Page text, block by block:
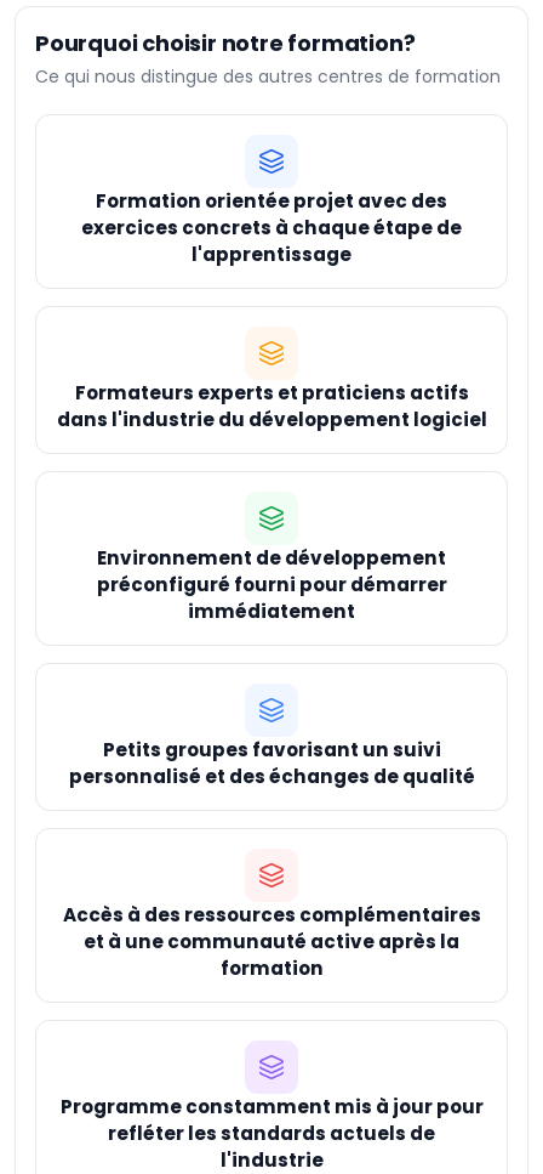
Pourquoi choisir notre formation?
Ce qui nous distingue des autres centres de formation
Formation orientée projet avec des
exercices concrets à chaque étape de
l'apprentissage
Formateurs experts et praticiens actifs
dans l'industrie du développement logiciel
Environnement de développement
préconfiguré fourni pour démarrer
immédiatement
Petits groupes favorisant un suivi
personnalisé et des échanges de qualité
Accès à des ressources complémentaires
et à une communauté active après la
formation
Programme constamment mis à jour pour
refléter les standards actuels de
l'industrie